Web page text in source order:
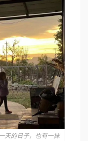
天的日子，也有一抹